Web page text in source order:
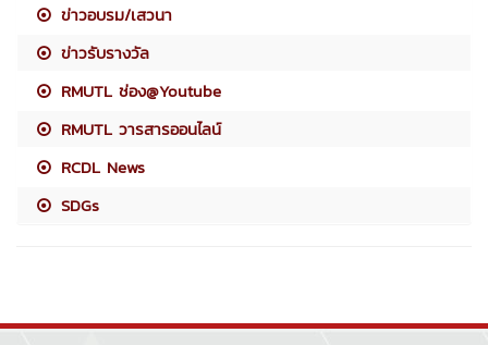
ข่าวอบรม/เสวนา
ข่าวรับรางวัล
RMUTL ช่อง@Youtube
RMUTL วารสารออนไลน์
RCDL News
SDGs